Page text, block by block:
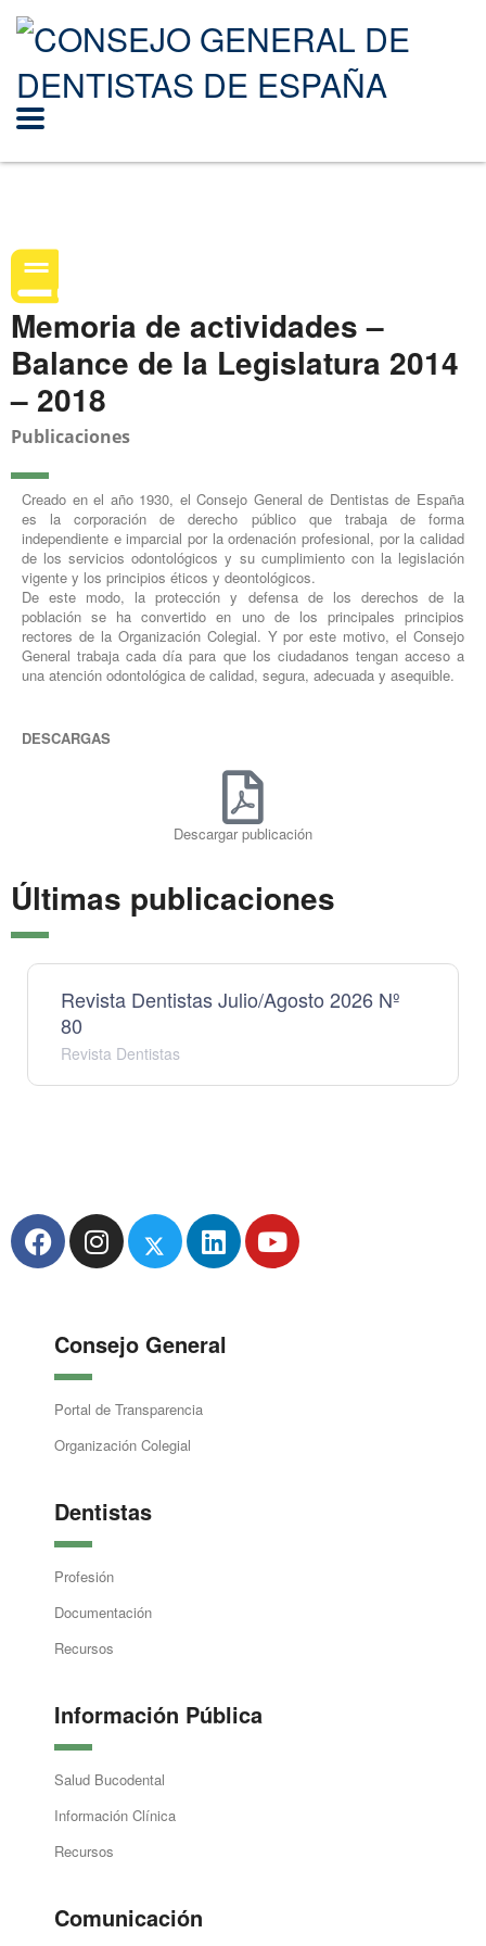
Memoria de actividades –
Balance de la Legislatura 2014
– 2018
Publicaciones
Creado en el año 1930, el Consejo General de Dentistas de España
es la corporación de derecho público que trabaja de forma
independiente e imparcial por la ordenación profesional, por la calidad
de los servicios odontológicos y su cumplimiento con la legislación
vigente y los principios éticos y deontológicos.
De este modo, la protección y defensa de los derechos de la
población se ha convertido en uno de los principales principios
rectores de la Organización Colegial. Y por este motivo, el Consejo
General trabaja cada día para que los ciudadanos tengan acceso a
una atención odontológica de calidad, segura, adecuada y asequible.
DESCARGAS
Descargar publicación
Últimas publicaciones
Revista Dentistas Julio/Agosto 2026 Nº
80
Revista Dentistas
Consejo General
Portal de Transparencia
Organización Colegial
Dentistas
Profesión
Documentación
Recursos
Información Pública
Salud Bucodental
Información Clínica
Recursos
Comunicación